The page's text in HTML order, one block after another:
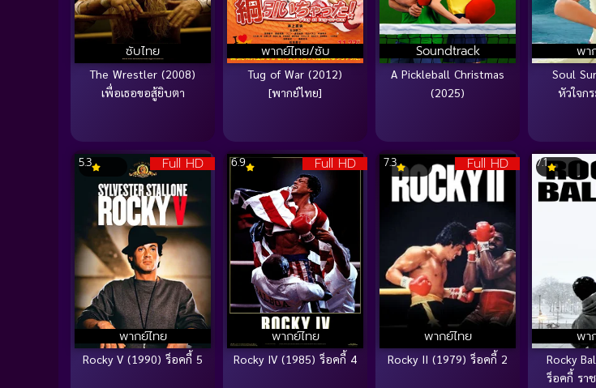
ซับไทย
The Wrestler (2008)
เพื่อเธอขอสู้ยิบตา
พากย์ไทย/ซับ
Tug of War (2012)
[พากย์ไทย]
Soundtrack
A Pickleball Christmas
(2025)
พา
Soul
หัวใจก
Full HD
พากย์ไทย
5.3
Rocky V (1990) ร็อคกี้ 5
Full HD
พากย์ไทย
6.9
Rocky IV (1985) ร็อคกี้ 4
Full HD
พากย์ไทย
7.3
Rocky II (1979) ร็อคกี้ 2
พา
7.1
Rocky
ร็อคกี้ รา